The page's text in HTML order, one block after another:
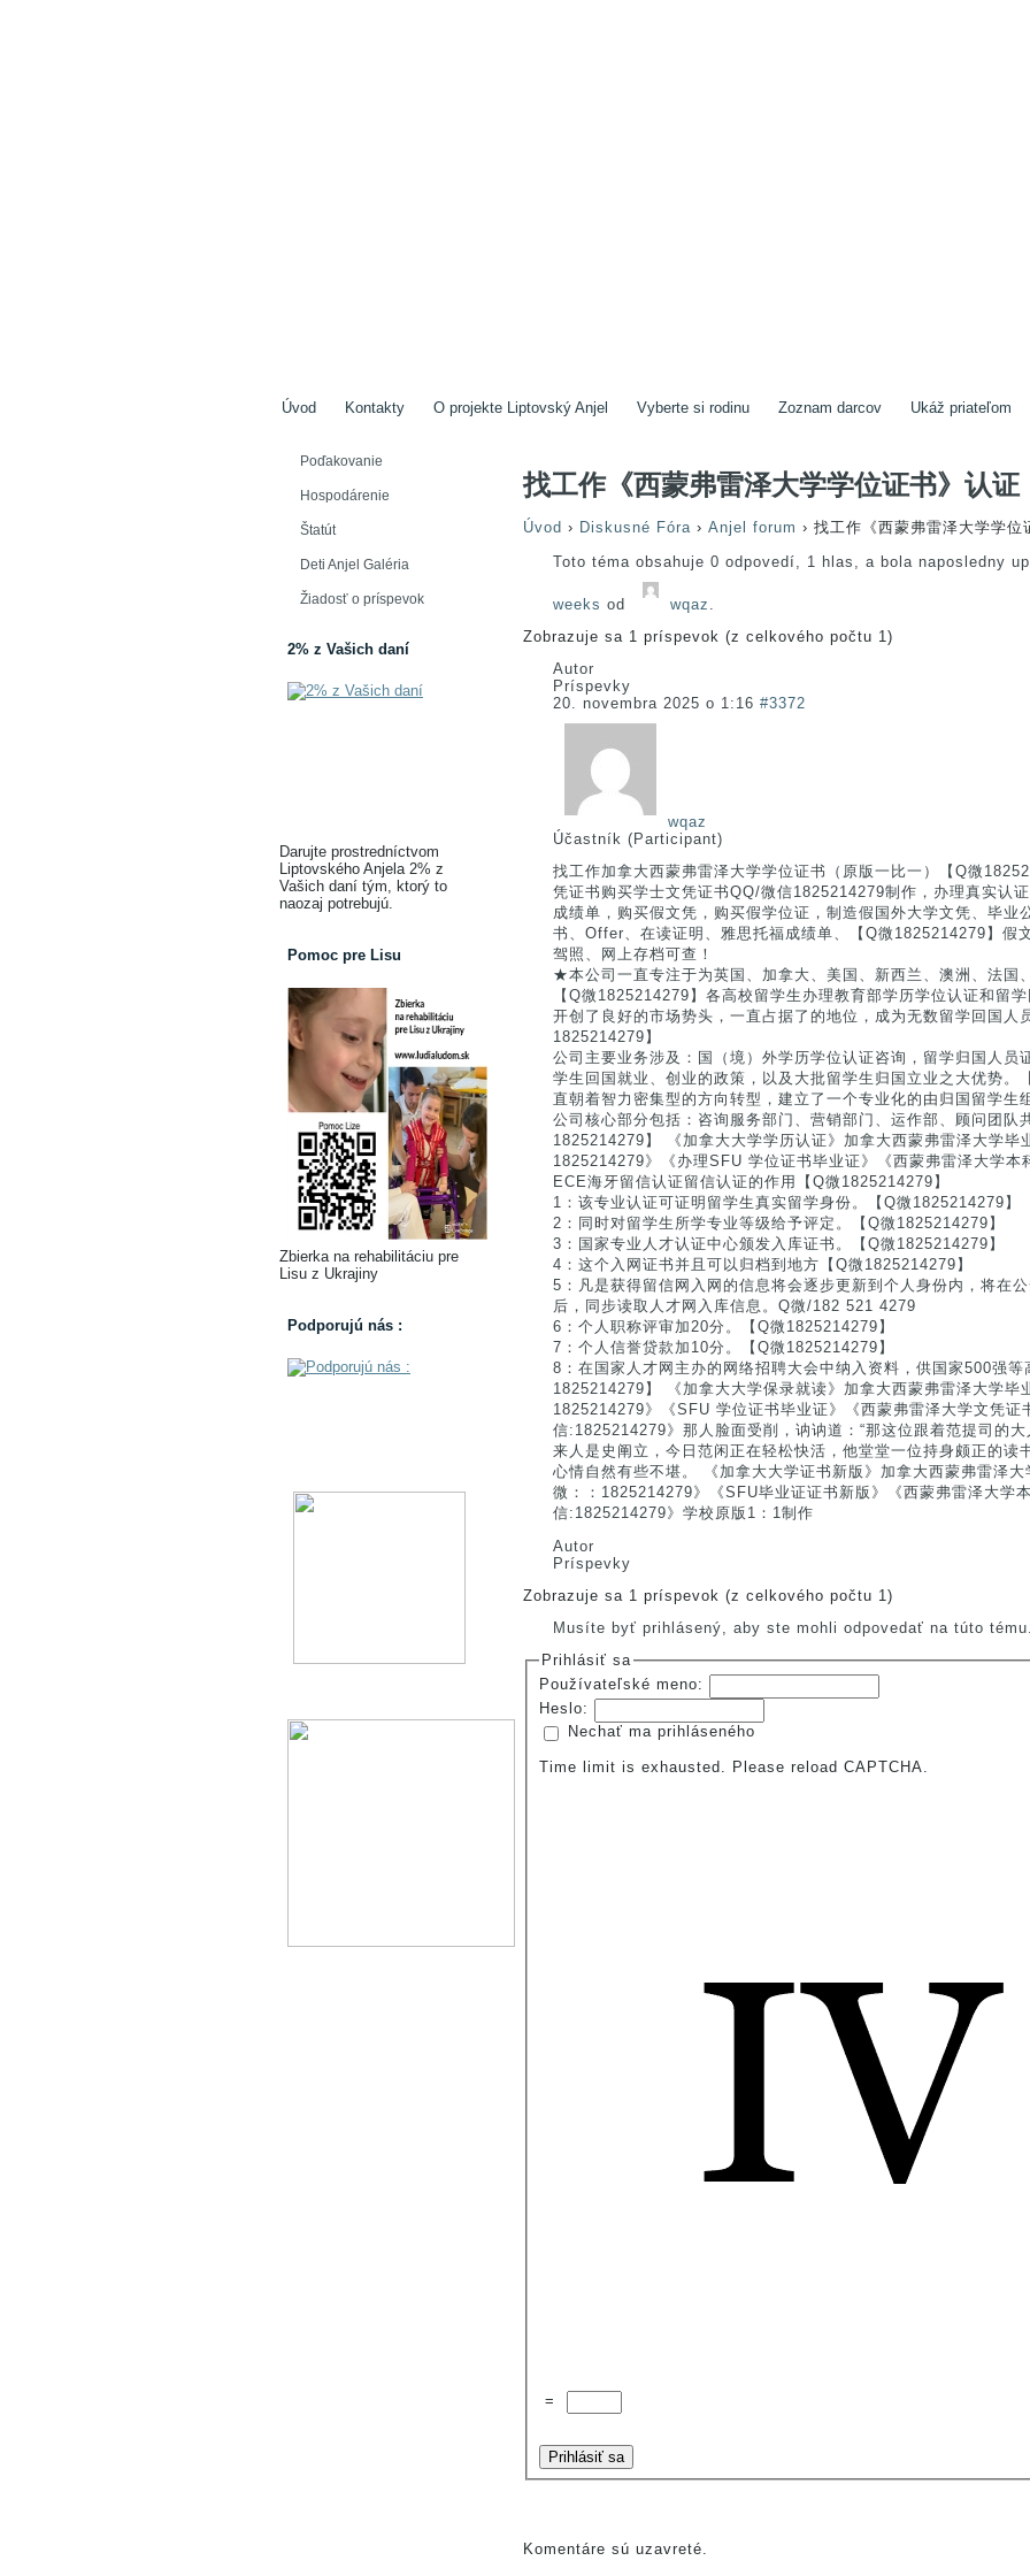
Úvod Kontakty O projekte Liptovský Anjel Vyberte si rodinu Zoznam darcov Ukáž priateľom
Poďakovanie
Hospodárenie
Štatút
Deti Anjel Galéria
Žiadosť o príspevok
2% z Vašich daní
Darujte prostredníctvom
Liptovského Anjela 2% z
Vašich daní tým, ktorý to
naozaj potrebujú.
Pomoc pre Lisu
Zbierka na rehabilitáciu pre
Lisu z Ukrajiny
Podporujú nás :
找工作《西蒙弗雷泽大学学位证书》认证
Úvod › Diskusné Fóra › Anjel forum › 找工作《西蒙弗雷泽大学学
Toto téma obsahuje 0 odpovedí, 1 hlas, a bola naposledny
weeks od wqaz .
Zobrazuje sa 1 príspevok (z celkového počtu 1)
Autor
Príspevky
20. novembra 2025 o 1:16 #3372
wqaz
Účastník (Participant)
找工作加拿大西蒙弗雷泽大学学位证书（原版一比一）【Q微
凭证书购买学士文凭证书QQ/微信1825214279制作，办理真实认
成绩单，购买假文凭，购买假学位证，制造假国外大学文凭、毕业
书、Offer、在读证明、雅思托福成绩单、【Q微1825214279】假
驾照、网上存档可查！
★本公司一直专注于为英国、加拿大、美国、新西兰、澳洲、法国
【Q微1825214279】各高校留学生办理教育部学历学位认证和留
开创了良好的市场势头，一直占据了的地位，成为无数留学回国人
1825214279】
公司主要业务涉及：国（境）外学历学位认证咨询，留学归国人员
学生回国就业、创业的政策，以及大批留学生归国立业之大优势。
直朝着智力密集型的方向转型，建立了一个专业化的由归国留学生
公司核心部分包括：咨询服务部门、营销部门、运作部、顾问团队
1825214279】 《加拿大大学学历认证》加拿大西蒙弗雷泽大学毕
1825214279》《办理SFU 学位证书毕业证》《西蒙弗雷泽大学本
ECE海牙留信认证留信认证的作用【Q微1825214279】
1：该专业认证可证明留学生真实留学身份。【Q微1825214279】
2：同时对留学生所学专业等级给予评定。【Q微1825214279】
3：国家专业人才认证中心颁发入库证书。【Q微1825214279】
4：这个入网证书并且可以归档到地方【Q微1825214279】
5：凡是获得留信网入网的信息将会逐步更新到个人身份内，将在
后，同步读取人才网入库信息。Q微/182 521 4279
6：个人职称评审加20分。【Q微1825214279】
7：个人信誉贷款加10分。【Q微1825214279】
8：在国家人才网主办的网络招聘大会中纳入资料，供国家500强
1825214279】 《加拿大大学保录就读》加拿大西蒙弗雷泽大学毕
1825214279》《SFU 学位证书毕业证》《西蒙弗雷泽大学文凭证
信:1825214279》那人脸面受削，讷讷道：“那这位跟着范提司的大
来人是史阐立，今日范闲正在轻松快活，他堂堂一位持身颇正的读
心情自然有些不堪。 《加拿大大学证书新版》加拿大西蒙弗雷泽
微：：1825214279》《SFU毕业证证书新版》《西蒙弗雷泽大学
信:1825214279》学校原版1：1制作
Autor
Príspevky
Zobrazuje sa 1 príspevok (z celkového počtu 1)
Musíte byť prihlásený, aby ste mohli odpovedať na túto
Prihlásiť sa
Používateľské meno:
Heslo:
Nechať ma prihláseného
Time limit is exhausted. Please reload CAPTCHA.
=
Prihlásiť sa
Komentáre sú uzavreté.